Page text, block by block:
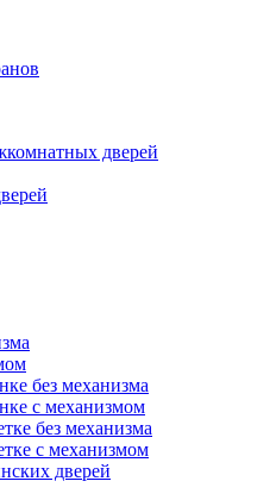
дверей
без механизма
с механизмом
без механизма
с механизмом
дверей